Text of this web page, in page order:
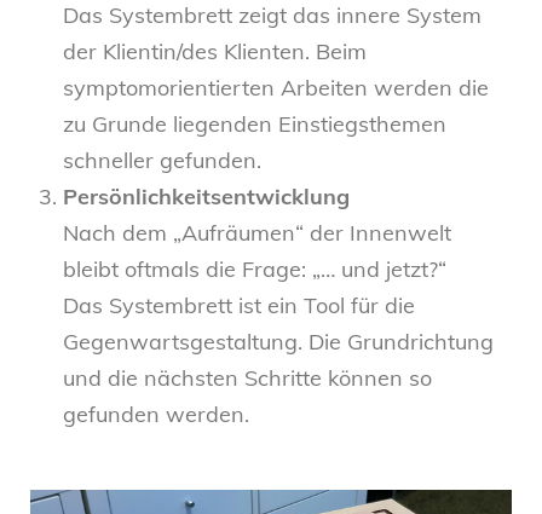
Das Systembrett zeigt das innere System
der Klientin/des Klienten. Beim
symptomorientierten Arbeiten werden die
zu Grunde liegenden Einstiegsthemen
schneller gefunden.
Persönlichkeitsentwicklung
Nach dem „Aufräumen“ der Innenwelt
bleibt oftmals die Frage: „… und jetzt?“
Das Systembrett ist ein Tool für die
Gegenwartsgestaltung. Die Grundrichtung
und die nächsten Schritte können so
gefunden werden.